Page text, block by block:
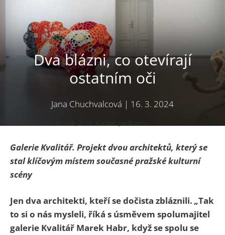
Dva blázni, co otevírají
ostatním oči
Jana Chuchvalcová | 16. 3. 2024
TOMÁŠ MEDEK. Uvnitř i vně, 2023. Kurátor: Jan Kudrna
Galerie Kvalitář. Projekt dvou architektů, který se
stal klíčovým místem současné pražské kulturní
scény
Jen dva architekti, kteří se dočista zbláznili. „Tak
to si o nás mysleli, říká s úsměvem spolumajitel
galerie Kvalitář Marek Habr, když se spolu se